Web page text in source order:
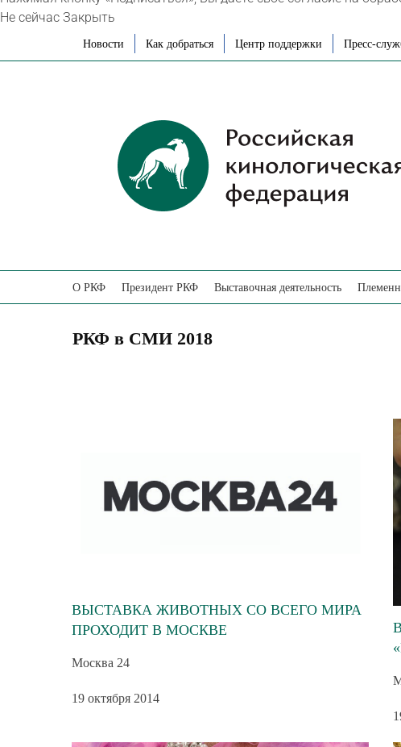
Не сейчас Закрыть
Новости Как добраться Центр поддержки Пресс-
О РКФ Президент РКФ Выставочная деятельность
РКФ в СМИ 2018
ВЫСТАВКА ЖИВОТНЫХ СО ВСЕГО МИРА
ПРОХОДИТ В МОСКВЕ
Москва 24
19 октября 2014